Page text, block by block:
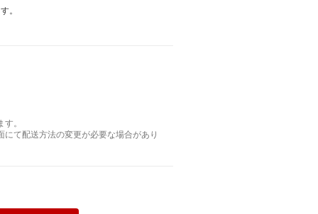
。
。
て配送方法の変更が必要な場合があり